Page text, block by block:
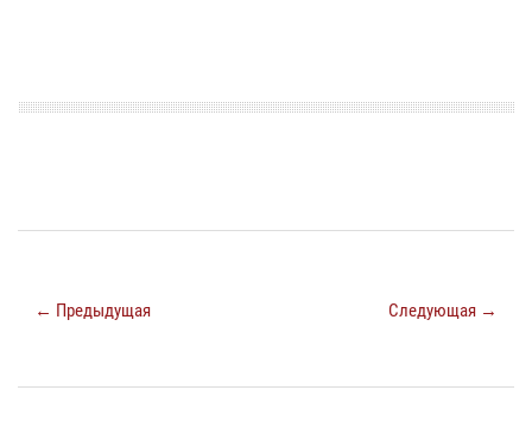
← Предыдущая Следующая →